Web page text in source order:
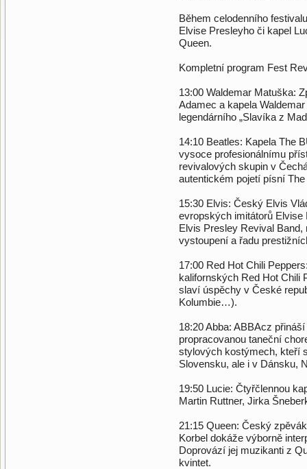
Během celodenního
Elvise Presleyho či kapel
Queen.
Kompletní program Fest
13:00 Waldemar Matuška:
Adamec a kapela
legendárního „Slavíka z
14:10 Beatles: Kapela The
vysoce profesionálnímu
revivalových skupin v
autentickém pojetí písní
15:30 Elvis: Český Elvis
evropských imitátorů Elvise
Elvis Presley Revival
vystoupení a řadu
17:00 Red Hot Chili
kalifornských Red Hot Chili
slaví úspěchy v České
Kolumbie…).
18:20 Abba: ABBAcz
propracovanou taneční
stylových kostýmech, kteří
Slovensku, ale i v Dánsku,
19:50 Lucie: Čtyřčlennou
Martin Ruttner, Jirka
21:15 Queen: Český
Korbel dokáže výborně
Doprovází jej muzikanti z
kvintet.